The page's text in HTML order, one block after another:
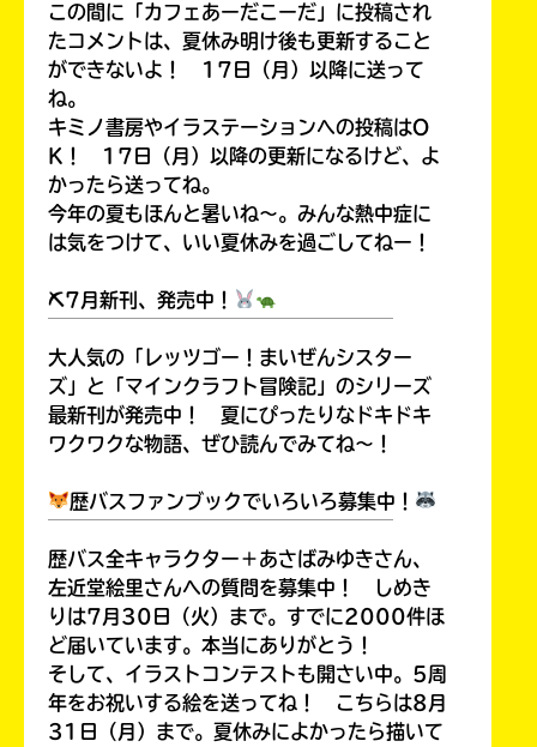
この間に「カフェあーだこーだ」に投稿され
たコメントは、夏休み明け後も更新すること
ができないよ！ 17日（月）以降に送って
ね。
キミノ書房やイラステーションへの投稿はO
K！ 17日（月）以降の更新になるけど、よ
かったら送ってね。
今年の夏もほんと暑いね～。みんな熱中症に
は気をつけて、いい夏休みを過ごしてねー！
⛏7月新刊、発売中！
大人気の「レッツゴー！まいぜんシスター
ズ」と「マインクラフト冒険記」のシリーズ
最新刊が発売中！ 夏にぴったりなドキドキ
ワクワクな物語、ぜひ読んでみてね～！
歴バスファンブックでいろいろ募集中！
歴バス全キャラクター＋あさばみゆきさん、
左近堂絵里さんへの質問を募集中！ しめき
りは7月30日（火）まで。すでに2000件ほ
ど届いています。本当にありがとう！
そして、イラストコンテストも開さい中。5周
年をお祝いする絵を送ってね！ こちらは8月
31日（月）まで。夏休みによかったら描いて